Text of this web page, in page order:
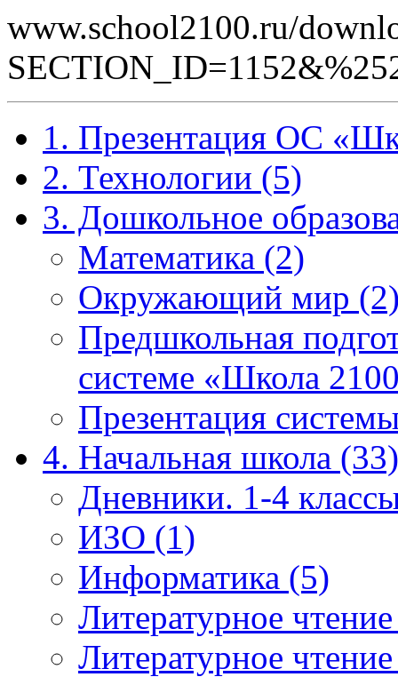
www.school2100.ru/
1. Презентация ОС
2. Технологии (5)
3. Дошкольное
Математика (2)
Окружающий мир
Предшкольная
системе «Школа
Презентация
4. Начальная школа (33)
Дневники. 1-4
ИЗО (1)
Информатика (5)
Литературное
Литературное